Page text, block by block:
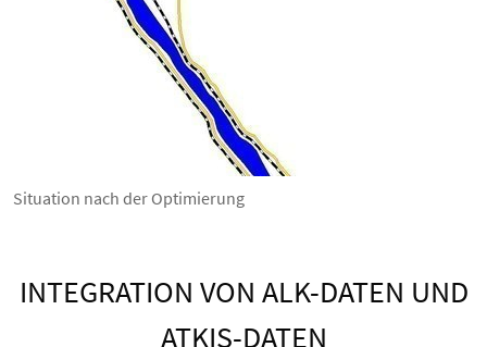
Situation nach der Optimierung
INTEGRATION VON ALK-DATEN UND
ATKIS-DATEN